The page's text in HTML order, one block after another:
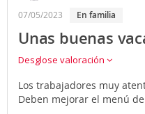
07/05/2023 en familia
Unas buenas
Desglose valoración
Los trabajadores muy
Deben mejorar el menú